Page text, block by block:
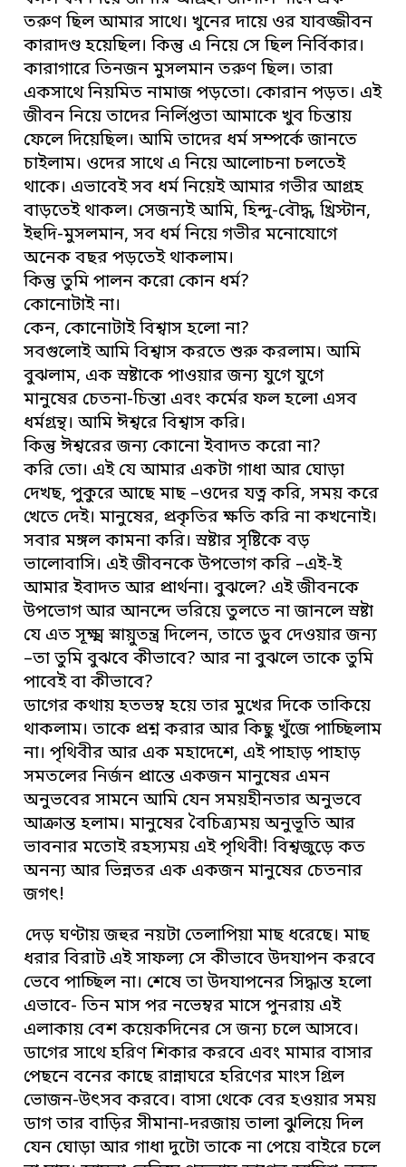
তরুণ ছিল আমার সাথে। খুনের দায়ে ওর যাবজ্জীবন
কারাদণ্ড হয়েছিল। কিন্তু এ নিয়ে সে ছিল নির্বিকার।
কারাগারে তিনজন মুসলমান তরুণ ছিল। তারা
একসাথে নিয়মিত নামাজ পড়তো। কোরান পড়ত। এই
জীবন নিয়ে তাদের নির্লিপ্ততা আমাকে খুব চিন্তায়
ফেলে দিয়েছিল। আমি তাদের ধর্ম সম্পর্কে জানতে
চাইলাম। ওদের সাথে এ নিয়ে আলোচনা চলতেই
থাকে। এভাবেই সব ধর্ম নিয়েই আমার গভীর আগ্রহ
বাড়তেই থাকল। সেজন্যই আমি, হিন্দু-বৌদ্ধ, খ্রিস্টান,
ইহুদি-মুসলমান, সব ধর্ম নিয়ে গভীর মনোযোগে
অনেক বছর পড়তেই থাকলাম।
কিন্তু তুমি পালন করো কোন ধর্ম?
কোনোটাই না।
কেন, কোনোটাই বিশ্বাস হলো না?
সবগুলোই আমি বিশ্বাস করতে শুরু করলাম। আমি
বুঝলাম, এক স্রষ্টাকে পাওয়ার জন্য যুগে যুগে
মানুষের চেতনা-চিন্তা এবং কর্মের ফল হলো এসব
ধর্মগ্রন্থ। আমি ঈশ্বরে বিশ্বাস করি।
কিন্তু ঈশ্বরের জন্য কোনো ইবাদত করো না?
করি তো। এই যে আমার একটা গাধা আর ঘোড়া
দেখছ, পুকুরে আছে মাছ –ওদের যত্ন করি, সময় করে
খেতে দেই। মানুষের, প্রকৃতির ক্ষতি করি না কখনোই।
সবার মঙ্গল কামনা করি। স্রষ্টার সৃষ্টিকে বড়
ভালোবাসি। এই জীবনকে উপভোগ করি –এই-ই
আমার ইবাদত আর প্রার্থনা। বুঝলে? এই জীবনকে
উপভোগ আর আনন্দে ভরিয়ে তুলতে না জানলে স্রষ্টা
যে এত সূক্ষ্ম স্নায়ুতন্ত্র দিলেন, তাতে ডুব দেওয়ার জন্য
–তা তুমি বুঝবে কীভাবে? আর না বুঝলে তাকে তুমি
পাবেই বা কীভাবে?
ডাগের কথায় হতভম্ব হয়ে তার মুখের দিকে তাকিয়ে
থাকলাম। তাকে প্রশ্ন করার আর কিছু খুঁজে পাচ্ছিলাম
না। পৃথিবীর আর এক মহাদেশে, এই পাহাড় পাহাড়
সমতলের নির্জন প্রান্তে একজন মানুষের এমন
অনুভবের সামনে আমি যেন সময়হীনতার অনুভবে
আক্রান্ত হলাম। মানুষের বৈচিত্র্যময় অনুভূতি আর
ভাবনার মতোই রহস্যময় এই পৃথিবী! বিশ্বজুড়ে কত
অনন্য আর ভিন্নতর এক একজন মানুষের চেতনার
জগৎ!
দেড় ঘণ্টায় জহুর নয়টা তেলাপিয়া মাছ ধরেছে। মাছ
ধরার বিরাট এই সাফল্য সে কীভাবে উদযাপন করবে
ভেবে পাচ্ছিল না। শেষে তা উদযাপনের সিদ্ধান্ত হলো
এভাবে- তিন মাস পর নভেম্বর মাসে পুনরায় এই
এলাকায় বেশ কয়েকদিনের সে জন্য চলে আসবে।
ডাগের সাথে হরিণ শিকার করবে এবং মামার বাসার
পেছনে বনের কাছে রান্নাঘরে হরিণের মাংস গ্রিল
ভোজন-উৎসব করবে। বাসা থেকে বের হওয়ার সময়
ডাগ তার বাড়ির সীমানা-দরজায় তালা ঝুলিয়ে দিল
যেন ঘোড়া আর গাধা দুটো তাকে না পেয়ে বাইরে চলে